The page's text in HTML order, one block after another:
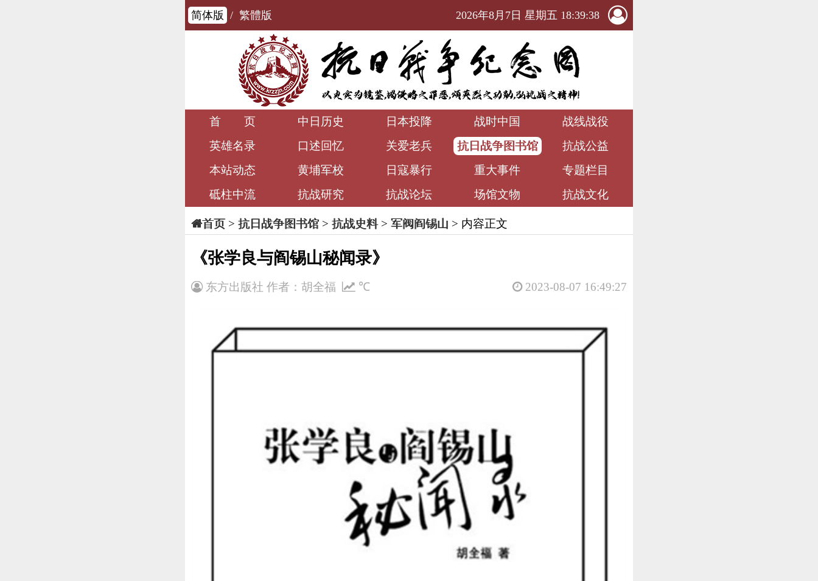
简体版 / 繁體版 2026年8月7日 星期五 18:39:38
首 页 中日历史 日本投降 战时中国
战线战役
英雄名录
口述回忆 关爱老兵 抗日战争图书馆
抗战公益
本站动态
黄埔军校 日寇暴行 重大事件
专题栏目
砥柱中流
抗战研究 抗战论坛 场馆文物 抗战文化
首页> 抗日战争图书馆 > 抗战史料> 军阀阎锡山 > 内容正文
《张学良与阎锡山秘闻录》
东方出版社 作者：胡全福 2023-08-07 16:49:27
℃